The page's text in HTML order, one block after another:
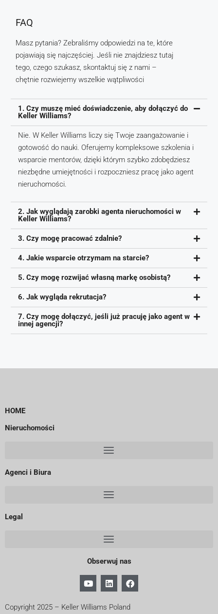
FAQ
Masz pytania? Zebraliśmy odpowiedzi na te, które
pojawiają się najczęściej. Jeśli nie znajdziesz tutaj
tego, czego szukasz, skontaktuj się z nami –
chętnie rozwiejemy wszelkie wątpliwości
1. Czy muszę mieć doświadczenie, aby dołączyć do
Keller Williams?
Nie. W Keller Williams liczy się Twoje zaangażowanie i
gotowość do nauki. Oferujemy kompleksowe szkolenia i
wsparcie mentorów, dzięki którym szybko zdobędziesz
niezbędne umiejętności i rozpoczniesz pracę jako agent
nieruchomości.
2. Jak wyglądają zarobki agenta nieruchomości w
Keller Williams?
3. Czy mogę pracować zdalnie?
4. Jakie wsparcie otrzymam na starcie?
5. Czy mogę rozwijać własną markę osobistą?
6. Jak wygląda rekrutacja?
7. Czy mogę dołączyć, jeśli już pracuję jako agent w
innej agencji?
HOME
Nieruchomości
Agenci i Biura
Legal
Obserwuj nas
Copyright 2025 – Keller Williams Poland